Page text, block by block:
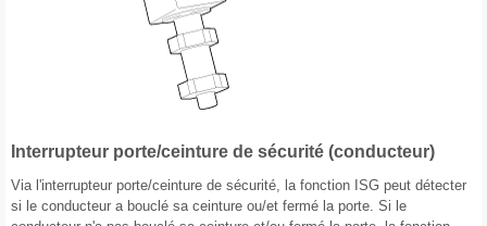
Interrupteur porte/ceinture de sécurité (conducteur)
Via l'interrupteur porte/ceinture de sécurité, la fonction ISG peut détecter
si le conducteur a bouclé sa ceinture ou/et fermé la porte. Si le